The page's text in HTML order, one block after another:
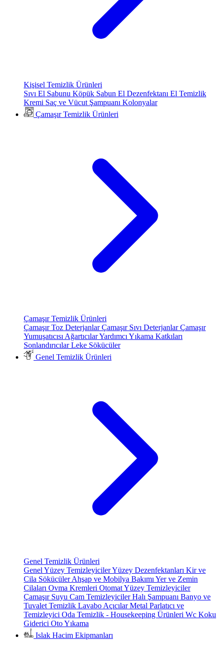
Kişisel Temizlik Ürünleri
Sıvı El Sabunu Köpük Sabun El Dezenfektanı El Temizlik
Kremi Saç ve Vücut Şampuanı Kolonyalar
Çamaşır Temizlik Ürünleri
Çamaşır Temizlik Ürünleri
Çamaşır Toz DeterjanlarÇamaşır Sıvı DeterjanlarÇamaşır
Yumuşatıcısı AğartıcılarYardımcı Yıkama Katkıları
SonlandırıcılarLeke Sökücüler
Genel Temizlik Ürünleri
Genel Temizlik Ürünleri
Genel Yüzey TemizleyicilerYüzey Dezenfektanları Kir ve
Cila SökücülerAhşap ve Mobilya Bakımı Yer ve Zemin
Cilaları Ovma Kremleri Otomat Yüzey Temizleyiciler
Çamaşır Suyu Cam TemizleyicilerHalı Şampuanı Banyo ve
Tuvalet Temizlik Lavabo AçıcılarMetal Parlatıcı ve
Temizleyici Oda Temizlik - Housekeeping Ürünleri Wc Koku
Giderici Oto Yıkama
Islak Hacim Ekipmanları